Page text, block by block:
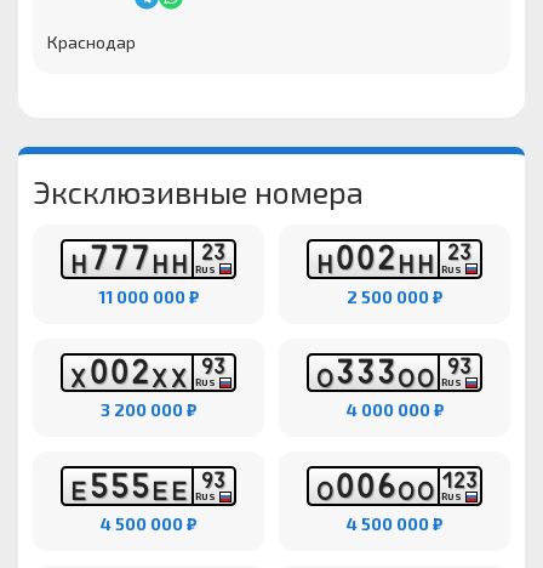
Краснодар
Эксклюзивные номера
Н777НН 23
RUS
11 000 000 ₽
Н002НН 23
RUS
2 500 000 ₽
Х002ХХ 93
RUS
3 200 000 ₽
О333ОО 93
RUS
4 000 000 ₽
Е555ЕЕ 93
RUS
4 500 000 ₽
О006ОО 123
RUS
4 500 000 ₽